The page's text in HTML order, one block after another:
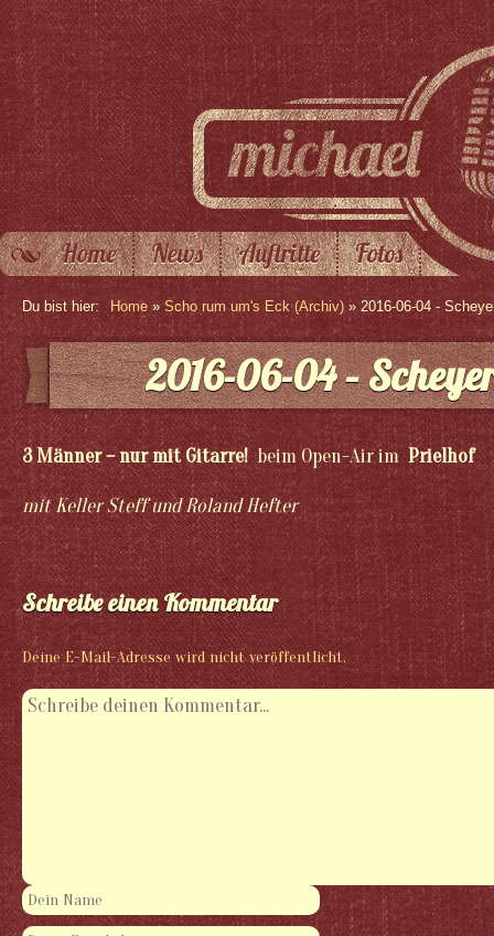
Home News Auftritte Fotos
Du bist hier: Home » Scho rum um's Eck (Archiv) » 2016-06-04 -
2016-06-04 –
3 Männer – nur mit Gitarre!beim Open-Air imPrielhof
mit Keller Steff und Roland Hefter
Schreibe einen Kommentar
Deine E-Mail-Adresse wird nicht veröffentlicht.